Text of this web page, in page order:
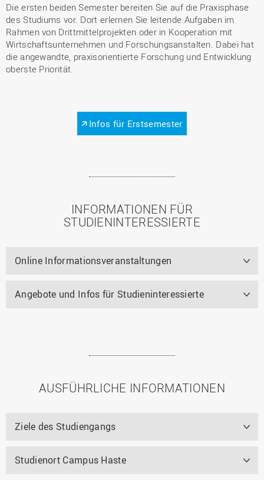
Die ersten beiden Semester bereiten Sie auf die Praxisphase
des Studiums vor. Dort erlernen Sie leitende Aufgaben im
Rahmen von Drittmittelprojekten oder in Kooperation mit
Wirtschaftsunternehmen und Forschungsanstalten. Dabei hat
die angewandte, praxisorientierte Forschung und Entwicklung
oberste Priorität.
Infos für Erstsemester
INFORMATIONEN FÜR
STUDIENINTERESSIERTE
Online Informationsveranstaltungen
Angebote und Infos für Studieninteressierte
AUSFÜHRLICHE INFORMATIONEN
Ziele des Studiengangs
Studienort Campus Haste